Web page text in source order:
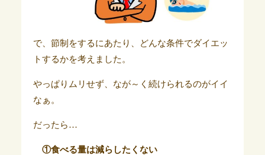
で、節制をするにあたり、どんな条件でダイエッ
トするかを考えました。
やっぱりムリせず、なが～く続けられるのがイイ
なぁ。
だったら…
①食べる量は減らしたくない